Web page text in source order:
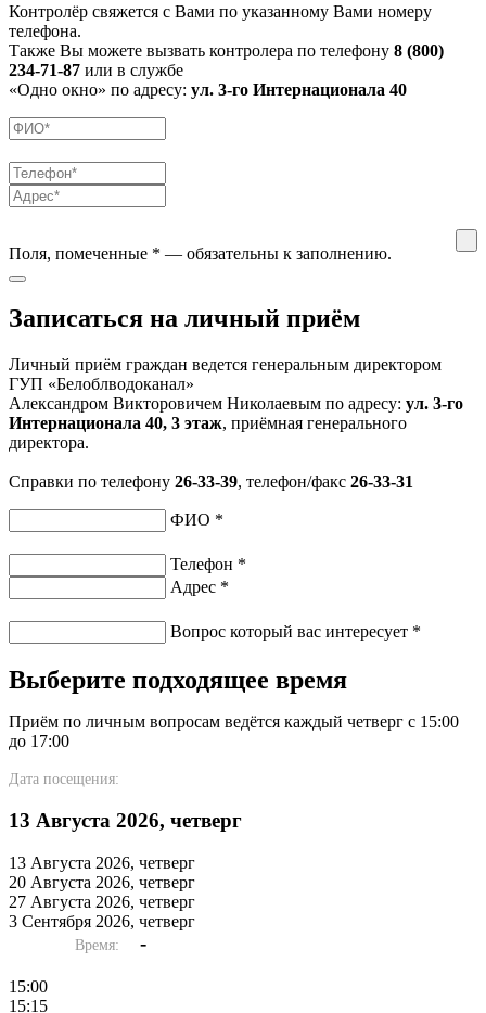
Контролёр свяжется с Вами по указанному Вами номеру
телефона.
Также Вы можете вызвать контролера по телефону 8 (800)
234-71-87 или в службе
«Одно окно» по адресу: ул. 3-го Интернационала 40
Поля, помеченные * — обязательны к заполнению.
Записаться на личный приём
Личный приём граждан ведется генеральным директором
ГУП «Белоблводоканал»
Александром Викторовичем Николаевым по адресу: ул. 3-го
Интернационала 40, 3 этаж, приёмная генерального
директора.
Справки по телефону 26-33-39, телефон/факс 26-33-31
ФИО *
Телефон *
Адрес *
Вопрос который вас интересует *
Выберите подходящее время
Приём по личным вопросам ведётся каждый четверг с 15:00
до 17:00
Дата посещения:
13 Августа 2026, четверг
13 Августа 2026, четверг
20 Августа 2026, четверг
27 Августа 2026, четверг
3 Сентября 2026, четверг
Время: -
15:00
15:15